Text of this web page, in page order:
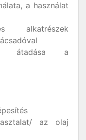
a használat
alkatrészek
átadása a
az olaj